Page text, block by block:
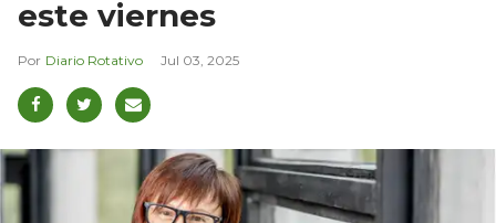
este viernes
Diario Rotativo Jul 03, 2025